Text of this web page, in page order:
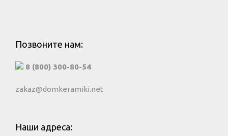
Позвоните нам:
8 (800) 300-80-54
zakaz@domkeramiki.net
Наши адреса: